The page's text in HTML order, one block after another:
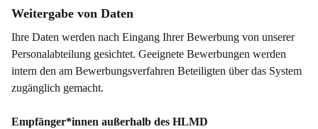
Weitergabe von Daten
Ihre Daten werden nach Eingang Ihrer Bewerbung von unserer
Personalabteilung gesichtet. Geeignete Bewerbungen werden
intern den am Bewerbungsverfahren Beteiligten über das System
zugänglich gemacht.
Empfänger*innen außerhalb des HLMD